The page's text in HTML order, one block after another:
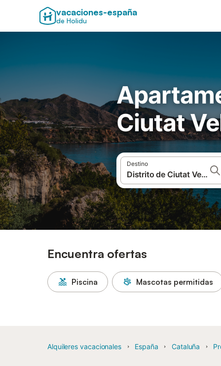
vacaciones-españa
de Holidu
Ciutat
Destino
Encuentra ofertas
Piscina Mascotas permitidas
Alquileres vacacionales España Cataluña